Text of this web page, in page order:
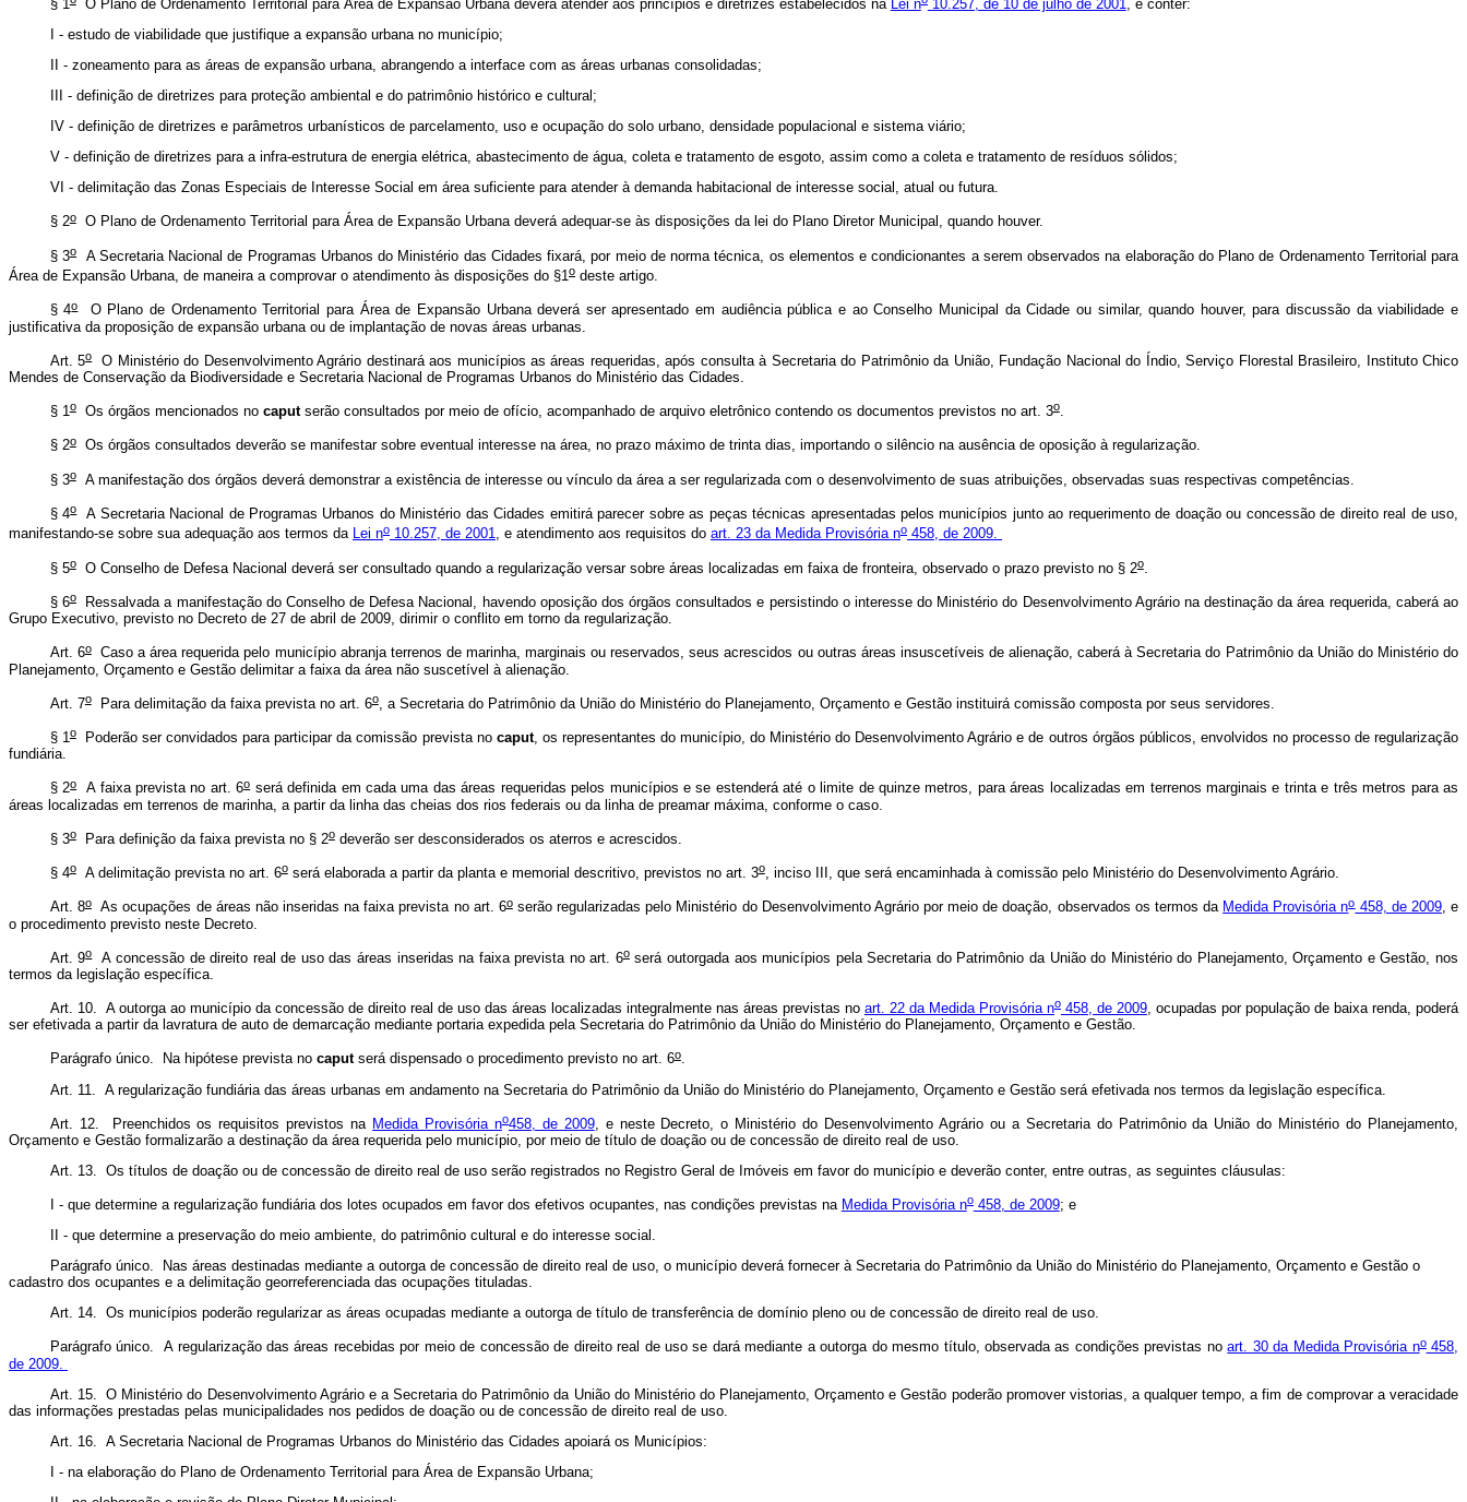
§ 1 O Plano de Ordenamento Territorial para Área de Expansão Urbana deverá atender aos princípios e diretrizes estabelecidos na Lei n 10.257, de 10 de julho de 2001, e conter:
I - estudo de viabilidade que justifique a expansão urbana no município;
II - zoneamento para as áreas de expansão urbana, abrangendo a interface com as áreas urbanas consolidadas;
III - definição de diretrizes para proteção ambiental e do patrimônio histórico e cultural;
IV - definição de diretrizes e parâmetros urbanísticos de parcelamento, uso e ocupação do solo urbano, densidade populacional e sistema viário;
V - definição de diretrizes para a infra-estrutura de energia elétrica, abastecimento de água, coleta e tratamento de esgoto, assim como a coleta e tratamento de resíduos sólidos;
VI - delimitação das Zonas Especiais de Interesse Social em área suficiente para atender à demanda habitacional de interesse social, atual ou futura.
§ 2oO Plano de Ordenamento Territorial para Área de Expansão Urbana deverá adequar-se às disposições da lei do Plano Diretor Municipal, quando houver.
§ 3o
A Secretaria Nacional de Programas Urbanos do Ministério das Cidades fixará, por meio de norma técnica, os elementos e condicionantes a serem observados na elaboração do Plano de Ordenamento Territorial para
Área de Expansão Urbana, de maneira a comprovar o atendimento às disposições do §1o deste artigo.
§ 4oO Plano de Ordenamento Territorial para Área de Expansão Urbana deverá ser apresentado em audiência pública e ao Conselho Municipal da Cidade ou similar, quando houver, para discussão da viabilidade e
justificativa da proposição de expansão urbana ou de implantação de novas áreas urbanas.
Art. 5oO Ministério do Desenvolvimento Agrário destinará aos municípios as áreas requeridas, após consulta à Secretaria do Patrimônio da União, Fundação Nacional do Índio, Serviço Florestal Brasileiro, Instituto Chico
Mendes de Conservação da Biodiversidade e Secretaria Nacional de Programas Urbanos do Ministério das Cidades.
§ 1oOs órgãos mencionados no caputserão consultados por meio de ofício, acompanhado de arquivo eletrônico contendo os documentos previstos no art. 3o.
§ 2oOs órgãos consultados deverão se manifestar sobre eventual interesse na área, no prazo máximo de trinta dias, importando o silêncio na ausência de oposição à regularização.
§ 3oA manifestação dos órgãos deverá demonstrar a existência de interesse ou vínculo da área a ser regularizada com o desenvolvimento de suas atribuições, observadas suas respectivas competências.
§ 4oA Secretaria Nacional de Programas Urbanos do Ministério das Cidades emitirá parecer sobre as peças técnicas apresentadas pelos municípios junto ao requerimento de doação ou concessão de direito real de uso,
manifestando-se sobre sua adequação aos termos da Lei no 10.257, de 2001, e atendimento aos requisitos do art. 23 da Medida Provisória no 458, de 2009.
§ 5oO Conselho de Defesa Nacional deverá ser consultado quando a regularização versar sobre áreas localizadas em faixa de fronteira, observado o prazo previsto no § 2o.
§ 6oRessalvada a manifestação do Conselho de Defesa Nacional, havendo oposição dos órgãos consultados e persistindo o interesse do Ministério do Desenvolvimento Agrário na destinação da área requerida, caberá ao
Grupo Executivo, previsto no Decreto de 27 de abril de 2009, dirimir o conflito em torno da regularização.
Art. 6oCaso a área requerida pelo município abranja terrenos de marinha, marginais ou reservados, seus acrescidos ou outras áreas insuscetíveis de alienação, caberá à Secretaria do Patrimônio da União do Ministério do
Planejamento, Orçamento e Gestão delimitar a faixa da área não suscetível à alienação.
Art. 7oPara delimitação da faixa prevista no art. 6o, a Secretaria do Patrimônio da União do Ministério do Planejamento, Orçamento e Gestão instituirá comissão composta por seus servidores.
§ 1oPoderão ser convidados para participar da comissão prevista no caput, os representantes do município, do Ministério do Desenvolvimento Agrário e de outros órgãos públicos, envolvidos no processo de regularização
fundiária.
§ 2oA faixa prevista no art. 6oserá definida em cada uma das áreas requeridas pelos municípios e se estenderá até o limite de quinze metros, para áreas localizadas em terrenos marginais e trinta e três metros para as
áreas localizadas em terrenos de marinha, a partir da linha das cheias dos rios federais ou da linha de preamar máxima, conforme o caso.
§ 3oPara definição da faixa prevista no § 2odeverão ser desconsiderados os aterros e acrescidos.
§ 4oA delimitação prevista no art. 6oserá elaborada a partir da planta e memorial descritivo, previstos no art. 3o, inciso III, que será encaminhada à comissão pelo Ministério do Desenvolvimento Agrário.
Art. 8oAs ocupações de áreas não inseridas na faixa prevista no art. 6oserão regularizadas pelo Ministério do Desenvolvimento Agrário por meio de doação, observados os termos da Medida Provisória no458, de 2009, e
o procedimento previsto neste Decreto.
Art. 9oA concessão de direito real de uso das áreas inseridas na faixa prevista no art. 6oserá outorgada aos municípios pela Secretaria do Patrimônio da União do Ministério do Planejamento, Orçamento e Gestão, nos
termos da legislação específica.
Art. 10. A outorga ao município da concessão de direito real de uso das áreas localizadas integralmente nas áreas previstas no art. 22 da Medida Provisória no458, de 2009, ocupadas por população de baixa renda, poderá
ser efetivada a partir da lavratura de auto de demarcação mediante portaria expedida pela Secretaria do Patrimônio da União do Ministério do Planejamento, Orçamento e Gestão.
Parágrafo único. Na hipótese prevista no caputserá dispensado o procedimento previsto no art. 6o.
Art. 11. A regularização fundiária das áreas urbanas em andamento na Secretaria do Patrimônio da União do Ministério do Planejamento, Orçamento e Gestão será efetivada nos termos da legislação específica.
Art. 12. Preenchidos os requisitos previstos na Medida Provisória no458, de 2009, e neste Decreto, o Ministério do Desenvolvimento Agrário ou a Secretaria do Patrimônio da União do Ministério do Planejamento,
Orçamento e Gestão formalizarão a destinação da área requerida pelo município, por meio de título de doação ou de concessão de direito real de uso.
Art. 13. Os títulos de doação ou de concessão de direito real de uso serão registrados no Registro Geral de Imóveis em favor do município e deverão conter, entre outras, as seguintes cláusulas:
I - que determine a regularização fundiária dos lotes ocupados em favor dos efetivos ocupantes, nas condições previstas na Medida Provisória no458, de 2009; e
II - que determine a preservação do meio ambiente, do patrimônio cultural e do interesse social.
Parágrafo único. Nas áreas destinadas mediante a outorga de concessão de direito real de uso, o município deverá fornecer à Secretaria do Patrimônio da União do Ministério do Planejamento, Orçamento e Gestão o
cadastro dos ocupantes e a delimitação georreferenciada das ocupações tituladas.
Art. 14. Os municípios poderão regularizar as áreas ocupadas mediante a outorga de título de transferência de domínio pleno ou de concessão de direito real de uso.
Parágrafo único. A regularização das áreas recebidas por meio de concessão de direito real de uso se dará mediante a outorga do mesmo título, observada as condições previstas noart. 30 da Medida Provisória no458,
de 2009.
Art. 15. O Ministério do Desenvolvimento Agrário e a Secretaria do Patrimônio da União do Ministério do Planejamento, Orçamento e Gestão poderão promover vistorias, a qualquer tempo, a fim de comprovar a veracidade
das informações prestadas pelas municipalidades nos pedidos de doação ou de concessão de direito real de uso.
Art. 16. A Secretaria Nacional de Programas Urbanos do Ministério das Cidades apoiará os Municípios:
I - na elaboração do Plano de Ordenamento Territorial para Área de Expansão Urbana;